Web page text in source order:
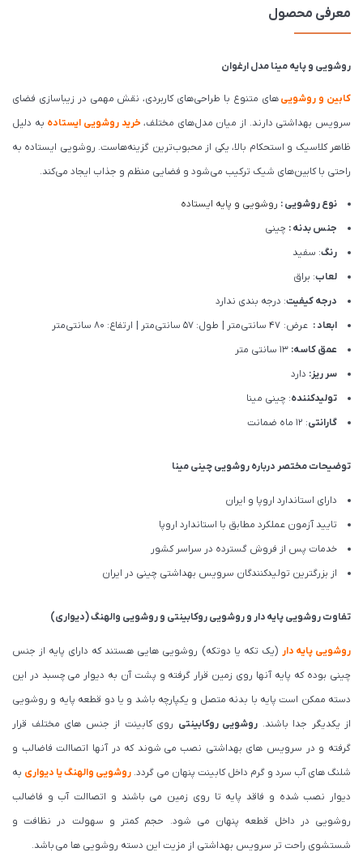
معرفی محصول
روشویی و پایه مینا مدل ارغوان
کابین و روشویی‌ های متنوع با طراحی‌های کاربردی، نقش مهمی در زیباسازی فضای
سرویس بهداشتی دارند. از میان مدل‌های مختلف،خرید روشویی ایستاده به دلیل
ظاهر کلاسیک و استحکام بالا، یکی از محبوب‌ترین گزینه‌هاست. روشویی ایستاده به
راحتی با کابین‌های شیک ترکیب می‌شود و فضایی منظم و جذاب ایجاد می‌کند.
نوع روشویی : روشویی و پایه ایستاده
جنس بدنه : چینی
رنگ: سفید
لعاب: براق
درجه کیفیت: درجه بندی ندارد
ابعاد : عرض: 47 سانتی‌متر | طول: 57 سانتی‌متر | ارتفاع: 80 سانتی‌متر
عمق کاسه:
سر ریز: دارد
تولیدکننده: چینی مینا
گارانتی: 12 ماه ضمانت
توضیحات مختصر درباره روشویی چینی مینا
دارای استاندارد اروپا و ایران
تایید آزمون عملکرد مطابق با استاندارد اروپا
خدمات پس از فروش گسترده در سراسر کشور
از بزرگترین تولیدکنندگان سرویس بهداشتی چینی در ایران
تفاوت روشویی پایه دار و روشویی روکابینتی و روشویی والهنگ (دیواری)
روشویی پایه دار (یک تکه یا دوتکه) روشویی هایی هستند که دارای پایه از جنس
چینی بوده که پایه آنها روی زمین قرار گرفته و پشت آن به دیوار می چسبد در این
دسته ممکن است پایه با بدنه متصل و یکپارچه باشد و یا دو قطعه پایه و روشویی
از یکدیگر جدا باشند. روشویی روکابینتی روی کابینت از جنس های مختلف قرار
گرفته و در سرویس های بهداشتی نصب می شوند که در آنها اتصاالت فاضالب و
شلنگ های آب سرد و گرم داخل کابینت پنهان می گردد. روشویی والهنگ یا دیواری به
دیوار نصب شده و فاقد پایه تا روی زمین می باشند و اتصاالت آب و فاضالب
روشویی در داخل قطعه پنهان می شود. حجم کمتر و سهولت در نظافت و
شستشوی راحت تر سرویس بهداشتی از مزیت این دسته روشویی ها می باشد.